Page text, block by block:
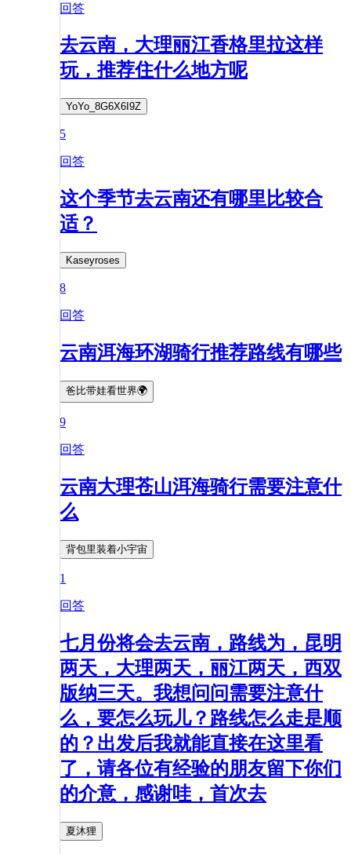
回答
去云南，大理丽江香格里拉这样
玩，推荐住什么地方呢
YoYo_8G6X6I9Z
5
回答
这个季节去云南还有哪里比较合
适？
Kaseyroses
8
回答
云南洱海环湖骑行推荐路线有哪些
爸比带娃看世界🌍
9
回答
云南大理苍山洱海骑行需要注意什
么
背包里装着小宇宙
1
回答
七月份将会去云南，路线为，昆明
两天，大理两天，丽江两天，西双
版纳三天。我想问问需要注意什
么，要怎么玩儿？路线怎么走是顺
的？出发后我就能直接在这里看
了，请各位有经验的朋友留下你们
的介意，感谢哇，首次去
夏沐狸